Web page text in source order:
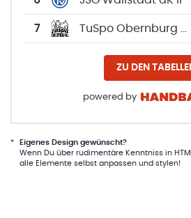
7
ZU DEN
powered by
*
Eigenes Design gewünscht?
Wenn Du über rudimentäre Kenntniss in
alle Elemente selbst anpassen und stylen!